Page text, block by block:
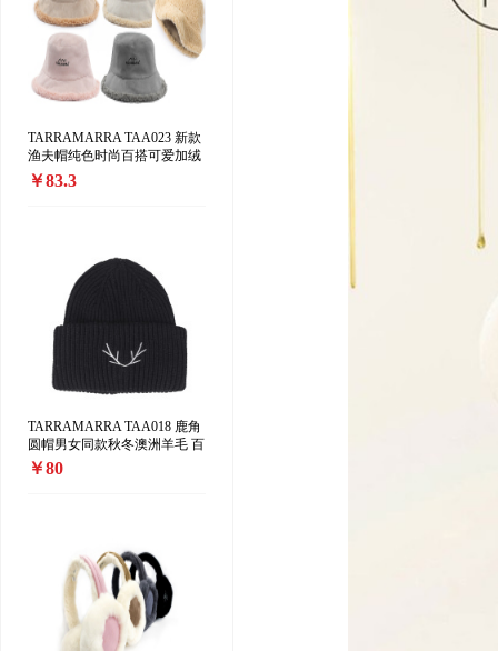
TARRAMARRA TAA023 新款
渔夫帽纯色时尚百搭可爱加绒
保暖渔夫帽正反两戴
￥83.3
TARRAMARRA TAA018 鹿角
圆帽男女同款秋冬澳洲羊毛 百
搭加厚保暖 针织毛线帽
￥80